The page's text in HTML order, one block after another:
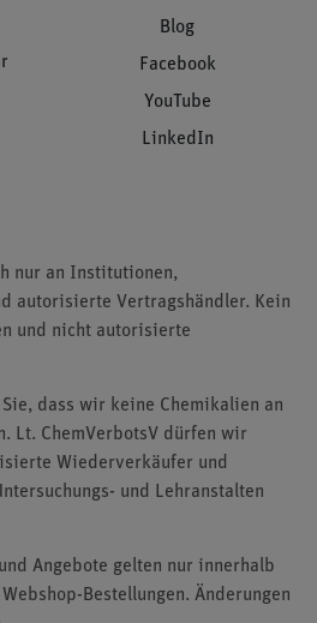
Blog
Facebook
YouTube
LinkedIn
nur an Institutionen,
autorisierte Vertragshändler. Kein
und nicht autorisierte
dass wir keine Chemikalien an
Lt. ChemVerbotsV dürfen wir
Wiederverkäufer und
und Lehranstalten
Angebote gelten nur innerhalb
Bestellungen. Änderungen